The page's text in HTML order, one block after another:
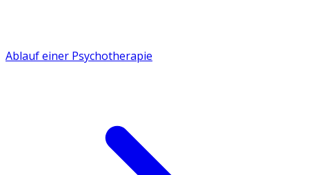
Ablauf einer Psychotherapie